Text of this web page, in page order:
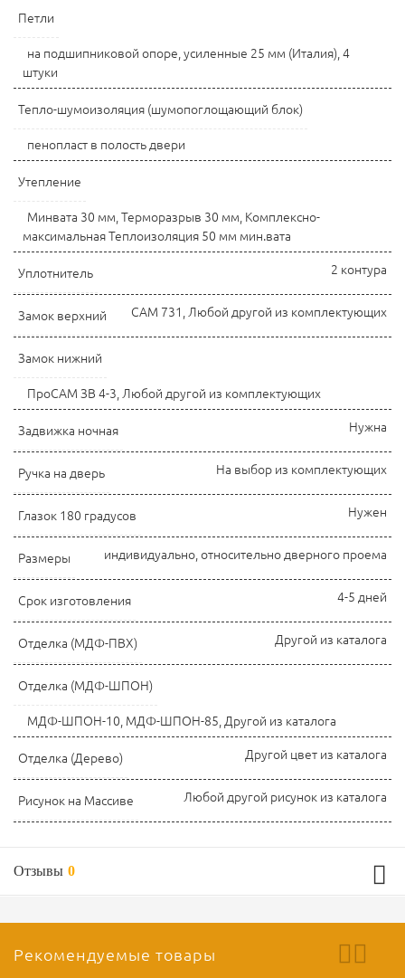
Петли
на подшипниковой опоре, усиленные 25 мм (Италия), 4
штуки
Тепло-шумоизоляция (шумопоглощающий блок)
пенопласт в полость двери
Утепление
Минвата 30 мм, Терморазрыв 30 мм, Комплексно-
максимальная Теплоизоляция 50 мм мин.вата
Уплотнитель 2 контура
Замок верхний САМ 731, Любой другой из комплектующих
Замок нижний
ПроСАМ ЗВ 4-3, Любой другой из комплектующих
Задвижка ночная Нужна
Ручка на дверь На выбор из комплектующих
Глазок 180 градусов Нужен
Размеры индивидуально, относительно дверного проема
Срок изготовления 4-5 дней
Отделка (МДФ-ПВХ) Другой из каталога
Отделка (МДФ-ШПОН)
МДФ-ШПОН-10, МДФ-ШПОН-85, Другой из каталога
Отделка (Дерево) Другой цвет из каталога
Рисунок на Массиве Любой другой рисунок из каталога
Отзывы 0
Рекомендуемые товары